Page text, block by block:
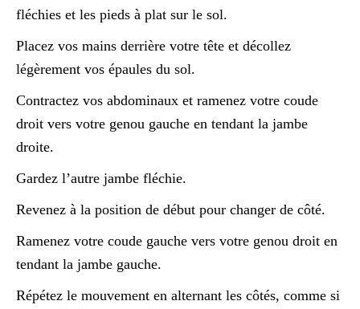
fléchies et les pieds à plat sur le sol.
Placez vos mains derrière votre tête et décollez
légèrement vos épaules du sol.
Contractez vos abdominaux et ramenez votre coude
droit vers votre genou gauche en tendant la jambe
droite.
Gardez l’autre jambe fléchie.
Revenez à la position de début pour changer de côté.
Ramenez votre coude gauche vers votre genou droit en
tendant la jambe gauche.
Répétez le mouvement en alternant les côtés, comme si